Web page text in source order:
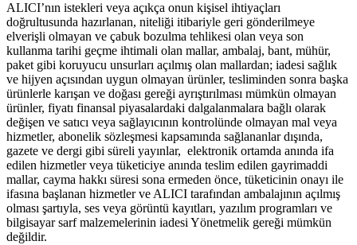
ALICI’nın istekleri veya açıkça onun kişisel ihtiyaçları
doğrultusunda hazırlanan, niteliği itibariyle geri gönderilmeye
elverişli olmayan ve çabuk bozulma tehlikesi olan veya son
kullanma tarihi geçme ihtimali olan mallar, ambalaj, bant, mühür,
paket gibi koruyucu unsurları açılmış olan mallardan; iadesi sağlık
ve hijyen açısından uygun olmayan ürünler, tesliminden sonra başka
ürünlerle karışan ve doğası gereği ayrıştırılması mümkün olmayan
ürünler, fiyatı finansal piyasalardaki dalgalanmalara bağlı olarak
değişen ve satıcı veya sağlayıcının kontrolünde olmayan mal veya
hizmetler, abonelik sözleşmesi kapsamında sağlananlar dışında,
gazete ve dergi gibi süreli yayınlar, elektronik ortamda anında ifa
edilen hizmetler veya tüketiciye anında teslim edilen gayrimaddi
mallar, cayma hakkı süresi sona ermeden önce, tüketicinin onayı ile
ifasına başlanan hizmetler ve ALICI tarafından ambalajının açılmış
olması şartıyla, ses veya görüntü kayıtları, yazılım programları ve
bilgisayar sarf malzemelerinin iadesi Yönetmelik gereği mümkün
değildir.